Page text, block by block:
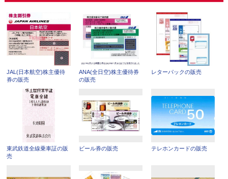
JAL(日本航空)株主優待
券の販売
ANA(全日空)株主優待券
の販売
レターパックの販売
東武鉄道全線乗車証の販
売
ビール券の販売 テレホンカードの販売